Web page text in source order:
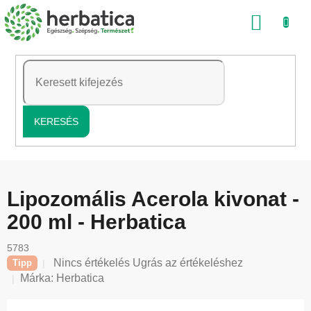
Ugrás
a
tartalomhoz
KERESÉS
Lipozomális Acerola kivonat -
200 ml - Herbatica
5783
Tipp
A
termék
Nincs értékelés Ugrás az értékeléshez
Márka: Herbatica